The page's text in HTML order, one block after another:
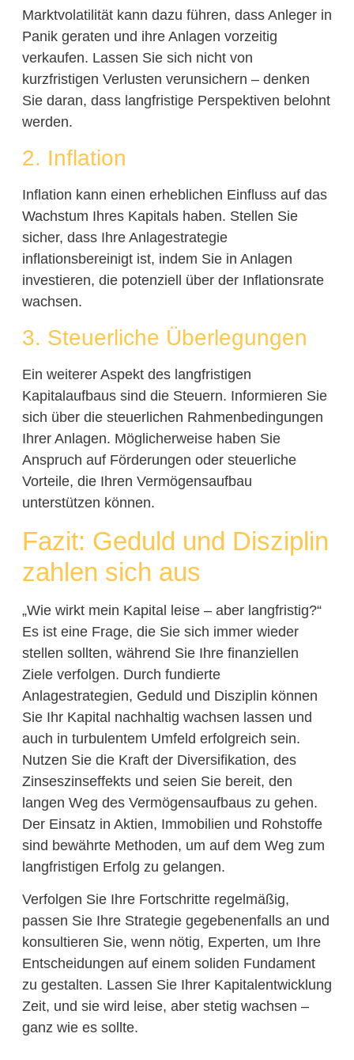
Marktvolatilität kann dazu führen, dass Anleger in
Panik geraten und ihre Anlagen vorzeitig
verkaufen. Lassen Sie sich nicht von
kurzfristigen Verlusten verunsichern – denken
Sie daran, dass langfristige Perspektiven belohnt
werden.
2. Inflation
Inflation kann einen erheblichen Einfluss auf das
Wachstum Ihres Kapitals haben. Stellen Sie
sicher, dass Ihre Anlagestrategie
inflationsbereinigt ist, indem Sie in Anlagen
investieren, die potenziell über der Inflationsrate
wachsen.
3. Steuerliche Überlegungen
Ein weiterer Aspekt des langfristigen
Kapitalaufbaus sind die Steuern. Informieren Sie
sich über die steuerlichen Rahmenbedingungen
Ihrer Anlagen. Möglicherweise haben Sie
Anspruch auf Förderungen oder steuerliche
Vorteile, die Ihren Vermögensaufbau
unterstützen können.
Fazit: Geduld und Disziplin
zahlen sich aus
„Wie wirkt mein Kapital leise – aber langfristig?“
Es ist eine Frage, die Sie sich immer wieder
stellen sollten, während Sie Ihre finanziellen
Ziele verfolgen. Durch fundierte
Anlagestrategien, Geduld und Disziplin können
Sie Ihr Kapital nachhaltig wachsen lassen und
auch in turbulentem Umfeld erfolgreich sein.
Nutzen Sie die Kraft der Diversifikation, des
Zinseszinseffekts und seien Sie bereit, den
langen Weg des Vermögensaufbaus zu gehen.
Der Einsatz in Aktien, Immobilien und Rohstoffe
sind bewährte Methoden, um auf dem Weg zum
langfristigen Erfolg zu gelangen.
Verfolgen Sie Ihre Fortschritte regelmäßig,
passen Sie Ihre Strategie gegebenenfalls an und
konsultieren Sie, wenn nötig, Experten, um Ihre
Entscheidungen auf einem soliden Fundament
zu gestalten. Lassen Sie Ihrer Kapitalentwicklung
Zeit, und sie wird leise, aber stetig wachsen –
ganz wie es sollte.